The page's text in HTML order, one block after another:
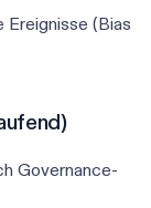
(Bias
Governance-